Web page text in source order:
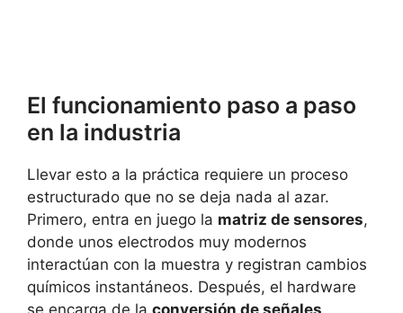
El funcionamiento paso a paso
en la industria
Llevar esto a la práctica requiere un proceso
estructurado que no se deja nada al azar.
Primero, entra en juego la matriz de sensores,
donde unos electrodos muy modernos
interactúan con la muestra y registran cambios
químicos instantáneos. Después, el hardware
se encarga de la conversión de señales,